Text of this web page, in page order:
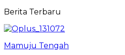
Berita Terbaru
Mamuju Tengah